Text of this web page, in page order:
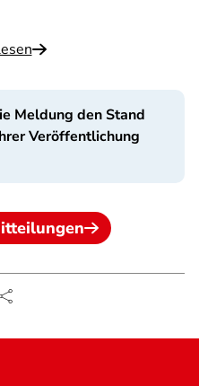
Meldung den Stand
Veröffentlichung